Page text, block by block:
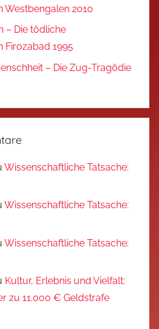
2010
– Die tödliche
Firozabad 1995
– Die Zug-Tragödie
Wissenschaftliche Tatsache:
Wissenschaftliche Tatsache:
Wissenschaftliche Tatsache:
Kultur, Erlebnis und Vielfalt:
zu 11.000 € Geldstrafe